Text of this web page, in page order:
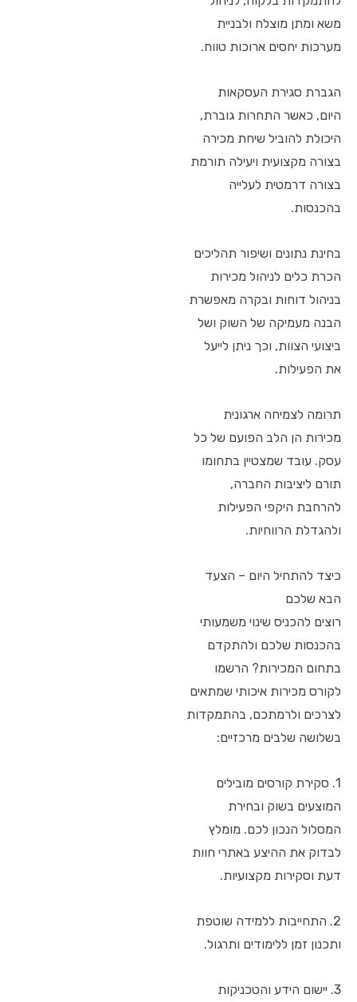
משא ומתן מוצלח ולבניית
מערכות יחסים ארוכות טווח.
הגברת סגירת העסקאות
היום, כאשר התחרות גוברת,
היכולת להוביל שיחת מכירה
בצורה מקצועית ויעילה תורמת
בצורה דרמטית לעלייה
בהכנסות.
בחינת נתונים ושיפור תהליכים
הכרת כלים לניהול מכירות
בניהול דוחות ובקרה מאפשרת
הבנה מעמיקה של השוק ושל
ביצועי הצוות, וכך ניתן לייעל
את הפעילות.
תרומה לצמיחה ארגונית
מכירות הן הלב הפועם של כל
עסק. עובד שמצטיין בתחומו
תורם ליציבות החברה,
להרחבת היקפי הפעילות
ולהגדלת הרווחיות.
כיצד להתחיל היום – הצעד
הבא שלכם
רוצים להכניס שינוי משמעותי
בהכנסות שלכם ולהתקדם
בתחום המכירות? הרשמו
לקורס מכירות איכותי שמתאים
לצרכים ולרמתכם, בהתמקדות
בשלושה שלבים מרכזיים:
1. סקירת קורסים מובילים
המוצעים בשוק ובחירת
המסלול הנכון לכם. מומלץ
לבדוק את ההיצע באתרי חוות
דעת וסקירות מקצועיות.
2. התחייבות ללמידה שוטפת
ותכנון זמן ללימודים ותרגול.
3. יישום הידע והטכניקות